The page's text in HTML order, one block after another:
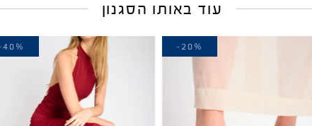
עוד באותו הסגנון
-20%
-40%